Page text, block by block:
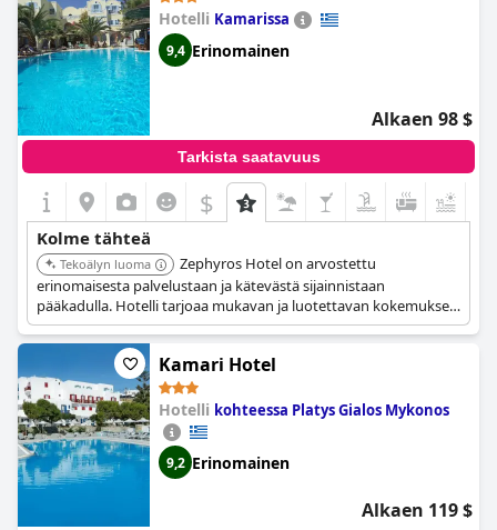
Hotelli Kamarissa
9,4 Erinomainen
Alkaen 98 $
Tarkista saatavuus
$
Kolme tähteä
Tekoälyn luoma
Zephyros Hotel on arvostettu
erinomaisesta palvelustaan ja kätevästä sijainnistaan
pääkadulla. Hotelli tarjoaa mukavan ja luotettavan kokemuksen
arvoa etsiville vieraille.
Kamari Hotel
Hotelli kohteessa Platys Gialos Mykonos
9,2 Erinomainen
Alkaen 119 $